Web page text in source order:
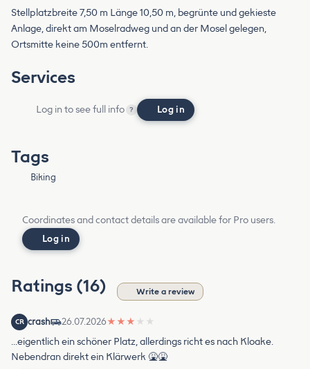
Stellplatzbreite 7,50 m Länge 10,50 m, begrünte und gekieste
Anlage, direkt am Moselradweg und an der Mosel gelegen,
Ortsmitte keine 500m entfernt.
Services
Log in to see full info ? Log in
Tags
Biking
Coordinates and contact details are available for Pro users.
Log in
Ratings (16) Write a review
CR crash 26.07.2026★ ★ ★ ★ ★
…eigentlich ein schöner Platz, allerdings richt es nach Kloake.
Nebendran direkt ein Klärwerk 🤮🤮